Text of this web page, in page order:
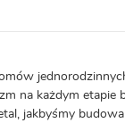
na każdym etapie
jakbyśmy